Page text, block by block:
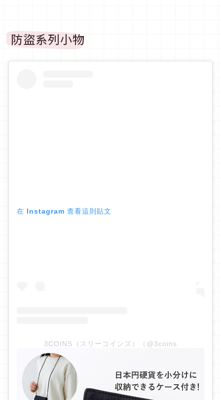
防盜系列小物
在 Instagram 查看這則貼文
3COINS（スリーコインズ）（@3coins